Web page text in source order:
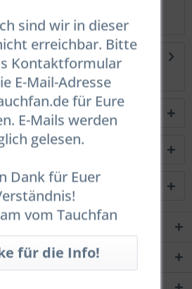
weiter nach unten und
Wird zwischen...mehr
und diskutieren...
angesehen
sind wir in dieser
erreichbar. Bitte
Kontaktformular
E-Mail-Adresse
für Eure
E-Mails werden
gelesen.
Dank für Euer
vom Tauchfan